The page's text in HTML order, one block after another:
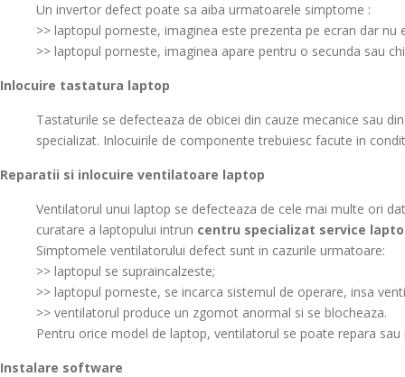
Un invertor defect poate sa aiba urmatoarele simptome :
>> laptopul porneste, imaginea este prezenta pe ecran dar nu
>> laptopul porneste, imaginea apare pentru o secunda sau
Inlocuire tastatura laptop
Tastaturile se defecteaza de obicei din cauze mecanice sau
specializat. Inlocuirile de componente trebuiesc facute in
Reparatii si inlocuire ventilatoare laptop
Ventilatorul unui laptop se defecteaza de cele mai multe ori
curatare a laptopului intrun centru specializat service
Simptomele ventilatorului defect sunt in cazurile urmatoare:
>> laptopul se supraincalzeste;
>> laptopul porneste, se incarca sistemul de operare, insa
>> ventilatorul produce un zgomot anormal si se blocheaza.
Pentru orice model de laptop, ventilatorul se poate repara sau
Instalare software